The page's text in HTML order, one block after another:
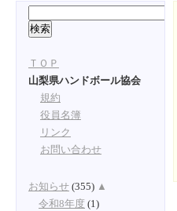
ＴＯＰ
山梨県ハンドボール協会
規約
役員名簿
リンク
お問い合わせ
お知らせ (355) ▲
令和8年度 (1)